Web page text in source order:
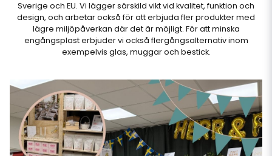
Sverige och EU. Vi lägger särskild vikt vid kvalitet, funktion och
design, och arbetar också för att erbjuda fler produkter med
lägre miljöpåverkan där det är möjligt. För att minska
engångsplast erbjuder vi också flergångsalternativ inom
exempelvis glas, muggar och bestick.